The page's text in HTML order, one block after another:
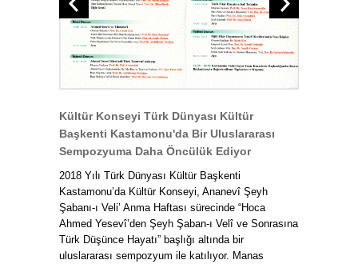
Kültür Konseyi Türk Dünyası Kültür
Başkenti Kastamonu'da Bir Uluslararası
Sempozyuma Daha Öncülük Ediyor
2018 Yılı Türk Dünyası Kültür Başkenti
Kastamonu’da Kültür Konseyi, Ananevî Şeyh
Şabanı-ı Veli’ Anma Haftası sürecinde “Hoca
Ahmed Yesevî’den Şeyh Şaban-ı Velî ve Sonrasına
Türk Düşünce Hayatı” başlığı altında bir
uluslararası sempozyum ile katılıyor. Manas